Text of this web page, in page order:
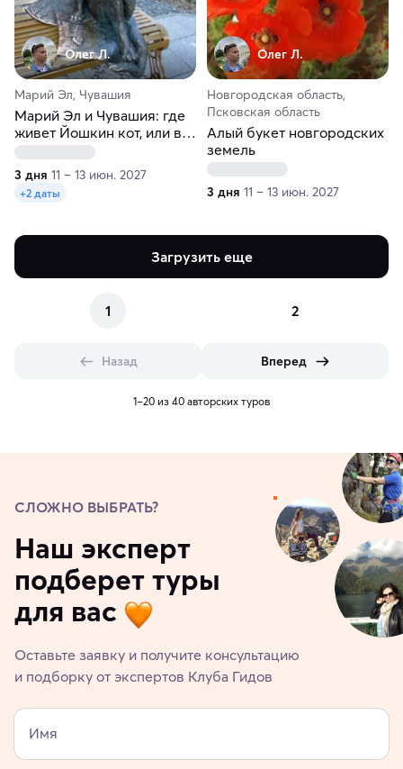
Олег Л.
Марий Эл, Чувашия
Марий Эл и Чувашия: где
живет Йошкин кот, или в
гостях у волжских сестер
3 дня 11 – 13 июн. 2027
+2 даты
Олег Л.
Новгородская область,
Псковская область
Алый букет новгородских
земель
3 дня 11 – 13 июн. 2027
Загрузить еще
1 2
Назад Вперед
1–20 из 40 авторских туров
СЛОЖНО ВЫБРАТЬ?
Наш эксперт
подберет туры
для вас
Оставьте заявку и получите консультацию
и подборку от экспертов Клуба Гидов
Имя